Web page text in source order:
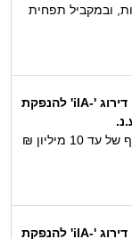
ובמקביל תפחית
דירוג הנפקה: אפקון החזקות בעמ - מתן דירוג '-ilA' להנפקת
מתן דירוג '-ilA' להנפקת איגרות חוב בהיקף של עד 10 מיליון ₪
דירוג הנפקה: אפקון החזקות בעמ - מתן דירוג '-ilA' להנפקת